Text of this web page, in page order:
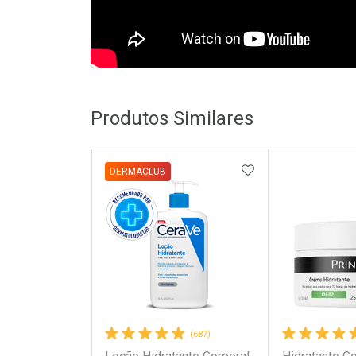
Produtos Similares
(687)
DERMACLUB ADICIONAR AOS